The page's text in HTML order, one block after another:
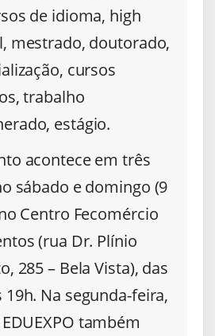
de idioma, high
mestrado, doutorado,
cursos
trabalho
estágio.
acontece em três
sábado e domingo (9
Centro Fecomércio
(rua Dr. Plínio
285 – Bela Vista), das
19h. Na segunda-feira,
também